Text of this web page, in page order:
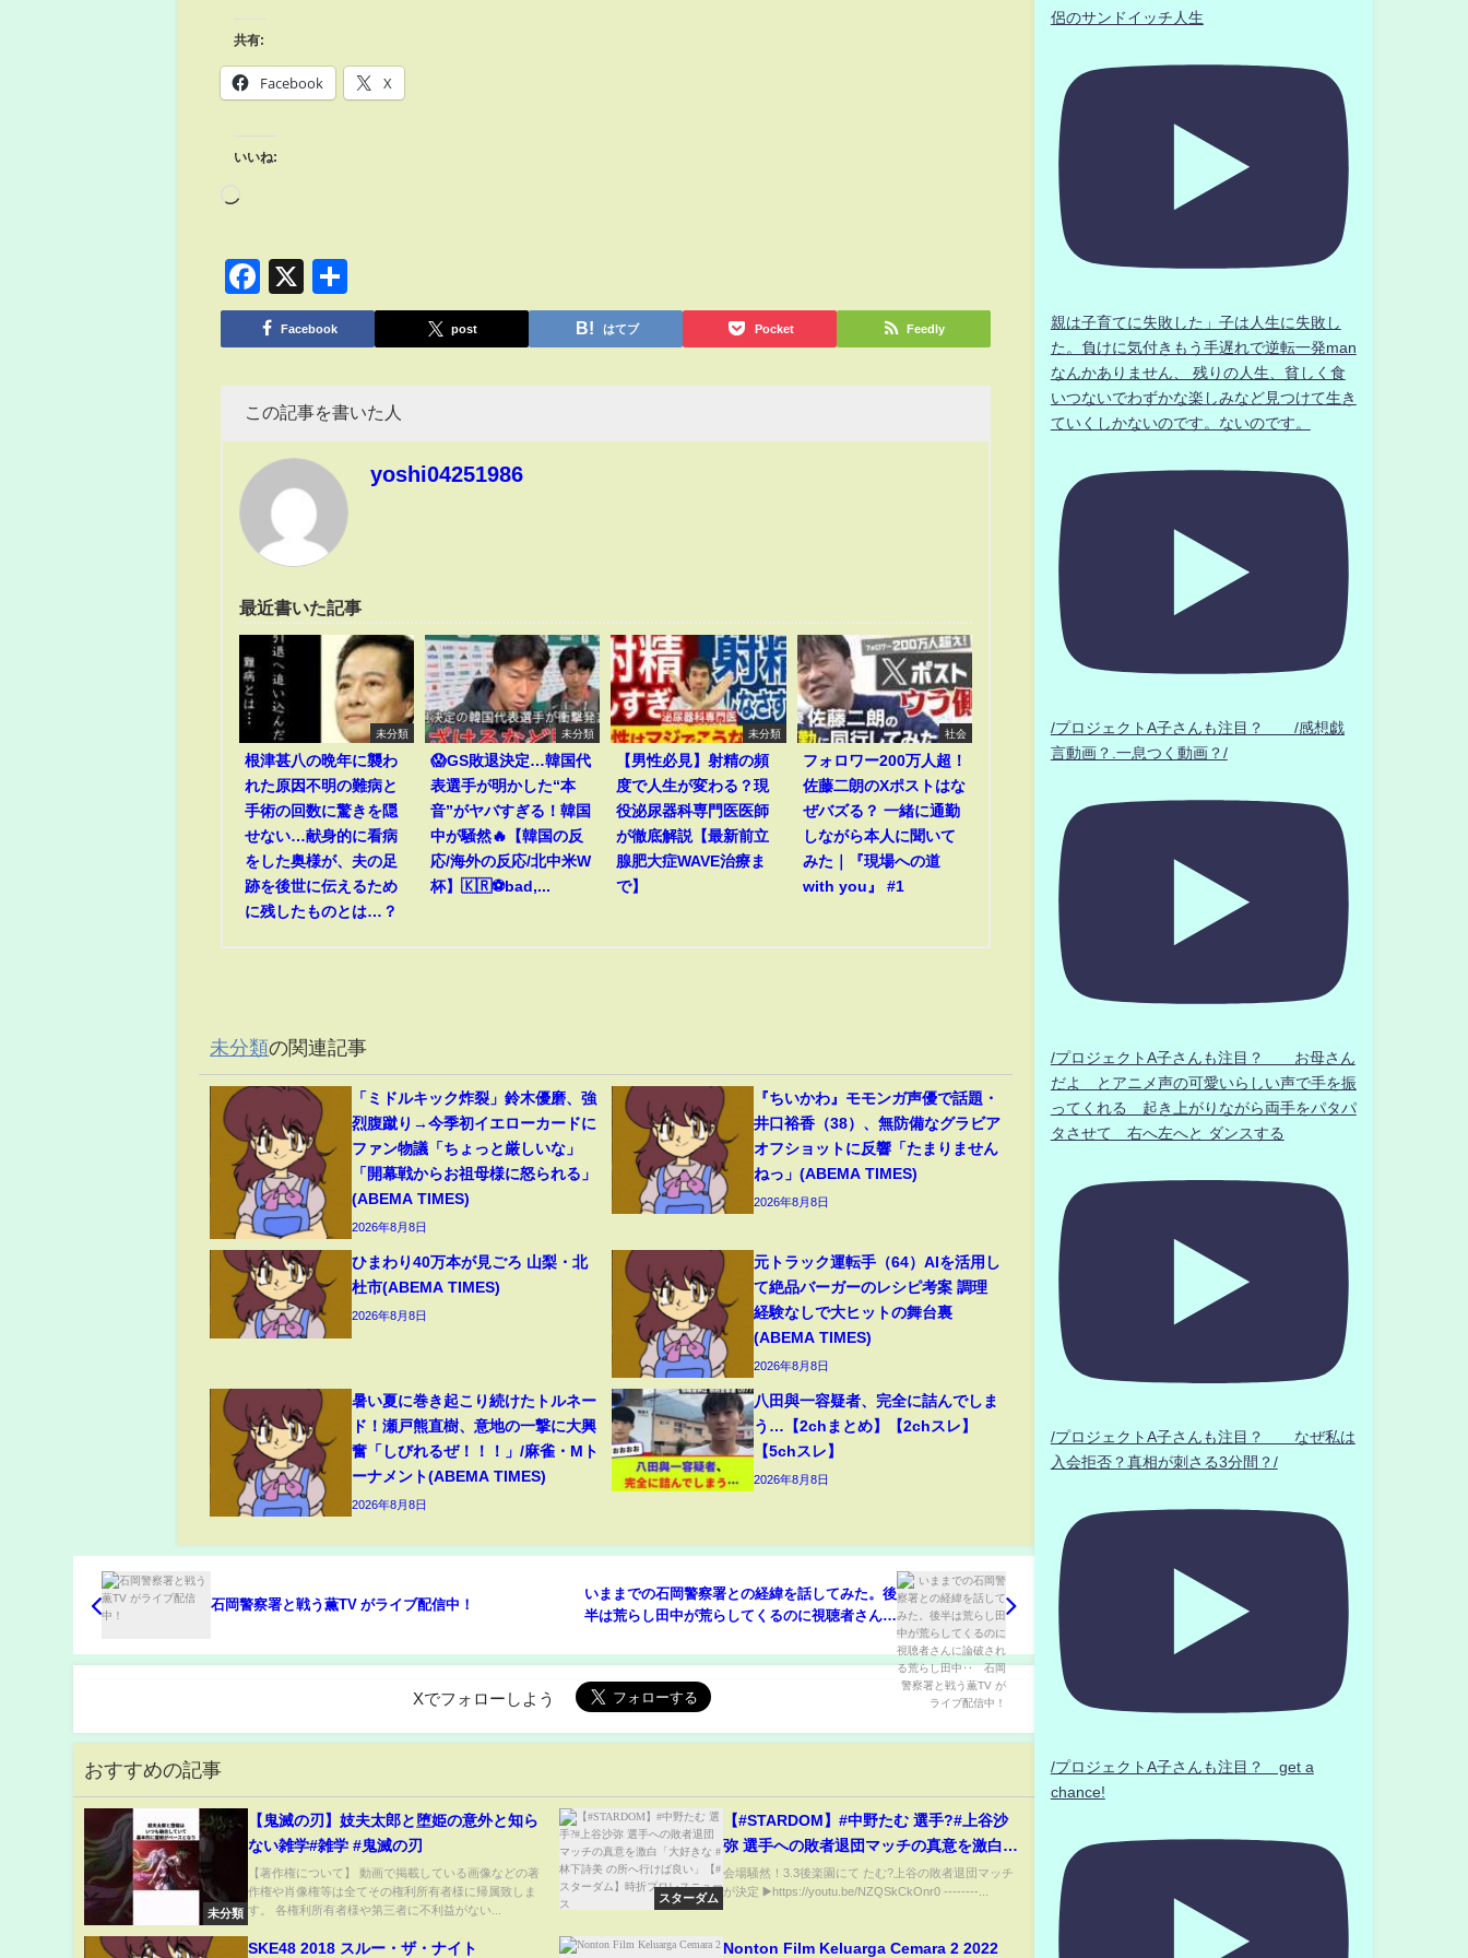
共有:
Facebook X
いいね:
Facebook
X
有
Facebook post はてブ Pocket Feedly
この記事を書いた人
yoshi04251986
最近書いた記事
未分類
根津甚八の晩年に襲わ
れた原因不明の難病と
手術の回数に驚きを隠
せない…献身的に看病
をした奥様が、夫の足
跡を後世に伝えるため
に残したものとは…？
未分類
😱GS敗退決定…韓国代
表選手が明かした“本
音”がヤバすぎる！韓国
中が騒然🔥【韓国の反
応/海外の反応/北中米W
杯】🇰🇷⚽bad,...
未分類
【男性必見】射精の頻
度で人生が変わる？現
役泌尿器科専門医医師
が徹底解説【最新前立
腺肥大症WAVE治療ま
で】
社会
フォロワー200万人超！
佐藤二朗のXポストはな
ぜバズる？ 一緒に通勤
しながら本人に聞いて
みた｜『現場への道
with you』 #1
未分類の関連記事
「ミドルキック炸裂」鈴木優磨、強
烈腹蹴り→今季初イエローカードに
ファン物議「ちょっと厳しいな」
「開幕戦からお祖母様に怒られる」
(ABEMA TIMES)
2026年8月8日
『ちいかわ』モモンガ声優で話題・
井口裕香（38）、無防備なグラビア
オフショットに反響「たまりません
ねっ」(ABEMA TIMES)
2026年8月8日
ひまわり40万本が見ごろ 山梨・北
杜市(ABEMA TIMES)
2026年8月8日
元トラック運転手（64）AIを活用し
て絶品バーガーのレシピ考案 調理
経験なしで大ヒットの舞台裏
(ABEMA TIMES)
2026年8月8日
暑い夏に巻き起こり続けたトルネー
ド！瀬戸熊直樹、意地の一撃に大興
奮「しびれるぜ！！！」/麻雀・Mト
ーナメント(ABEMA TIMES)
2026年8月8日
八田與一容疑者、完全に詰んでしま
う…【2chまとめ】【2chスレ】
【5chスレ】
2026年8月8日
石岡警察署と戦う薫TV がライブ配信中！
いままでの石岡警察署との経緯を話してみた。後
半は荒らし田中が荒らしてくるのに視聴者さんに
Xでフォローしよう
おすすめの記事
未分類
【鬼滅の刃】妓夫太郎と堕姫の意外と知ら
ない雑学#雑学 #鬼滅の刃
【著作権について】 動画で掲載している画像などの著
作権や肖像権等は全てその権利所有者様に帰属致しま
す。 各権利所有者様や第三者に不利益がない...
スターダム
【#STARDOM】#中野たむ 選手?#上谷沙
弥 選手への敗者退団マッチの真意を激白
「大好きな #林下詩美 の所へ行けば良い」
【#スターダム】時折プロレスニュース
会場騒然！3.3後楽園にて たむ?上谷の敗者退団マッチ
が決定 ▶️https://youtu.be/NZQSkCkOnr0 --------...
SKE48 2018 スルー・ザ・ナイト Nonton Film Keluarga Cemara 2 2022
侶のサンドイッチ人生
親は子育てに失敗した」子は人生に失敗し
た。負けに気付きもう手遅れで逆転一発man
なんかありません、 残りの人生、貧しく食
いつないでわずかな楽しみなど見つけて生き
ていくしかないのです。ないのです。
/プロジェクトA子さんも注目？ /感想戯
言動画？.一息つく動画？/
/プロジェクトA子さんも注目？ お母さん
だよ とアニメ声の可愛いらしい声で手を振
ってくれる 起き上がりながら両手をパタパ
タさせて 右へ左へと ダンスする
/プロジェクトA子さんも注目？ なぜ私は
入会拒否？真相が刺さる3分間？/
/プロジェクトA子さんも注目？ get a
chance!